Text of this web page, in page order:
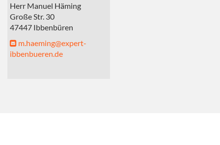
Herr Manuel Häming
Große Str. 30
47447 Ibbenbüren
m.haeming@expert-
ibbenbueren.de